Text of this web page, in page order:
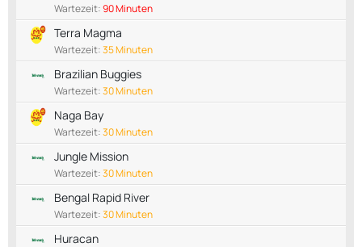
Wartezeit:90 Minuten
Terra Magma
Wartezeit:35 Minuten
Brazilian Buggies
Wartezeit:30 Minuten
Naga Bay
Wartezeit:30 Minuten
Jungle Mission
Wartezeit:30 Minuten
Bengal Rapid River
Wartezeit:30 Minuten
Huracan